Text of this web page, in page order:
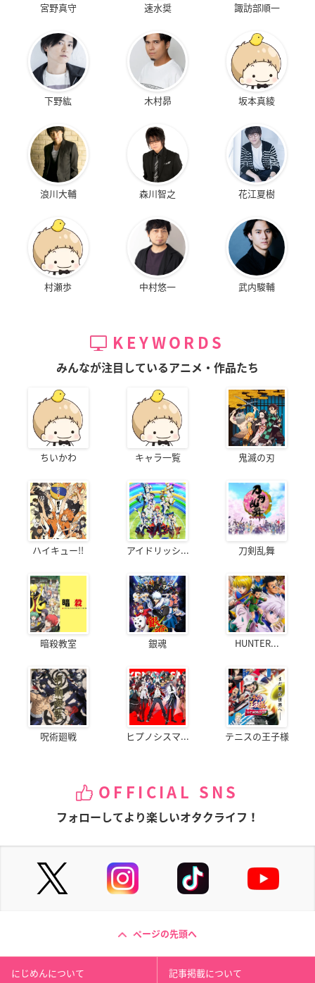
宮野真守 速水奨 諏訪部順一
下野紘 木村昴 坂本真綾
浪川大輔 森川智之 花江夏樹
村瀬歩 中村悠一 武内駿輔
KEYWORDS
みんなが注目しているアニメ・作品たち
ちいかわ キャラ一覧 鬼滅の刃
ハイキュー!! アイドリッシ... 刀剣乱舞
暗殺教室 銀魂 HUNTER...
呪術廻戦 ヒプノシスマ... テニスの王子様
OFFICIAL SNS
フォローしてより楽しいオタクライフ！
ページの先頭へ
にじめんについて 記事掲載について